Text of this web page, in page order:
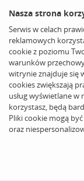
Nasza strona
Serwis w celach
reklamowych
cookie z poziomu
warunków
witrynie znajduje się
cookies zwiększają
usług wyświetlane
korzystasz, będą
Pliki cookie mogą
oraz